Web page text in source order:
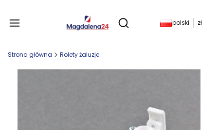
Otwórz wyszukiwarkę
Produkty w
polski zł
Strona główna Rolety żaluzje.